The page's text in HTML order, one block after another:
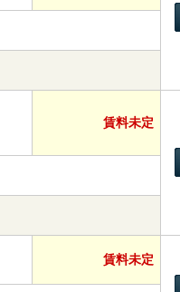
賃料未定
賃料未定